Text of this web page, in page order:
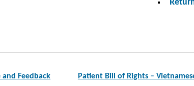
Feedback Patient Bill of Rights –